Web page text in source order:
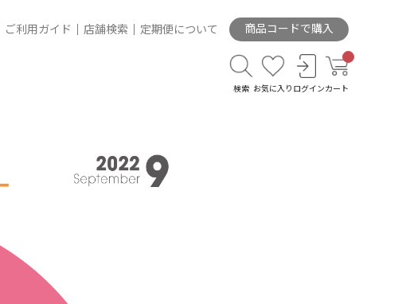
ご利用ガイド 店舗検索 定期便について 商品コードで購入
検索 お気に入り ログイン カート